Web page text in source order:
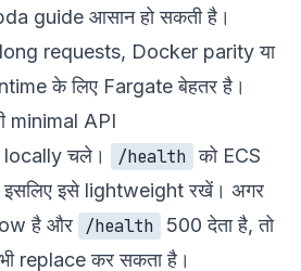
guide आसान हो सकती है।
requests, Docker parity या
के लिए Fargate बेहतर है।
minimal API
locally चले।
/health को ECS
इसलिए इसे lightweight रखें। अगर
है और
/health
500 देता है, तो
replace कर सकता है।